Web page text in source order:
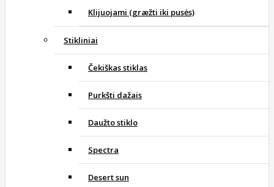
Klijuojami (græžti iki pusės)
Stikliniai
Čekiškas stiklas
Purkšti dažais
Daužto stiklo
Spectra
Desert sun